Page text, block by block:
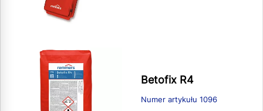
Betofix R4
Numer artykułu 1096